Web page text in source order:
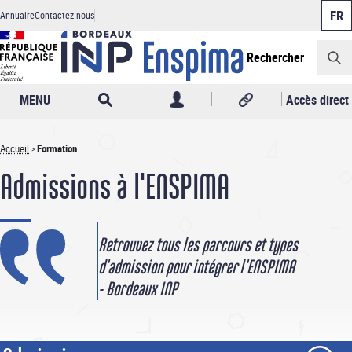
Aller
au
contenu
principal
Header
AnnuaireContactez-nous
Rechercher
MENU Accès direct
Fil
d'Ariane
Accueil Formation
Admissions à l'ENSPIMA
Retrouvez tous les parcours et types
d'admission pour intégrer l'ENSPIMA
- Bordeaux INP
Panneau de gestion des cookies